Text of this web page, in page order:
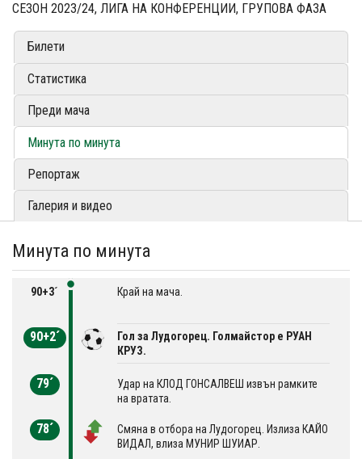
СЕЗОН 2023/24, ЛИГА НА КОНФЕРЕНЦИИ, ГРУПОВА ФАЗА
Билети
Статистика
Преди мача
Минута по минута
Репортаж
Галерия и видео
Минута по минута
90+3´ Край на мача.
90+2´
Гол за Лудогорец. Голмайстор е РУАН
КРУЗ.
79´
Удар на КЛОД ГОНСАЛВЕШ извън рамките
на вратата.
78´
Смяна в отбора на Лудогорец. Излиза КАЙО
ВИДАЛ, влиза МУНИР ШУИАР.